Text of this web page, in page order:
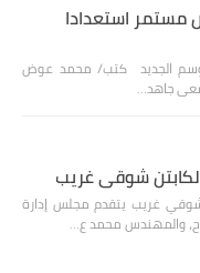
استعدادا
الجديد كتب/ محمد عوض
جاهد…
شوقي غريب
شوقي غريب يتقدم مجلس إدارة
والمهندس محمد ع…